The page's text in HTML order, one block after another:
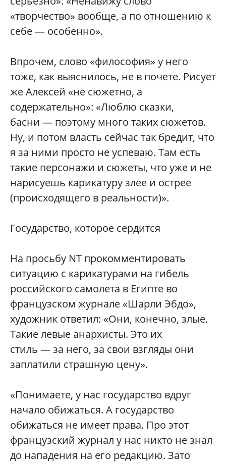
«творчество» вообще, а по отношению к
себе — особенно».
Впрочем, слово «философия» у него
тоже, как выяснилось, не в почете. Рисует
же Алексей «не сюжетно, а
содержательно»: «Люблю сказки,
басни — поэтому много таких сюжетов.
Ну, и потом власть сейчас так бредит, что
я за ними просто не успеваю. Там есть
такие персонажи и сюжеты, что уже и не
нарисуешь карикатуру злее и острее
(происходящего в реальности)».
Государство, которое сердится
На просьбу NT прокомментировать
ситуацию с карикатурами на гибель
российского самолета в Египте во
французском журнале «Шарли Эбдо»,
художник ответил: «Они, конечно, злые.
Такие левые анархисты. Это их
стиль — за него, за свои взгляды они
заплатили страшную цену».
«Понимаете, у нас государство вдруг
начало обижаться. А государство
обижаться не имеет права. Про этот
французский журнал у нас никто не знал
до нападения на его редакцию. Зато